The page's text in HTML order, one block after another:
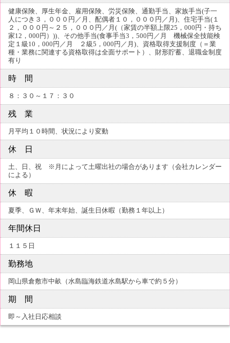
健康保険、厚生年金、雇用保険、労災保険、通勤手当、家族手当(子一
人につき３，０００円／月、配偶者１０，０００円／月)、住宅手当(１
２，０００円～２５，０００円／月(（家賃の半額上限25，000円・持ち
家12，000円）))、その他手当(食事手当3，500円／月 機械保全技能検
定１級10，000円／月 ２級5，000円／月)、資格取得支援制度（＝業
種・業務に関連する資格取得は全面サポート）、財形貯蓄、退職金制度
有り
時 間
８：３０～１７：３０
残 業
月平均１０時間、状況により変動
休 日
土、日、祝 ※月によって土曜出社の場合があります（会社カレンダー
による）
休 暇
夏季、ＧＷ、年末年始、誕生日休暇（勤務１年以上）
年間休日
１１５日
勤務地
岡山県倉敷市中畝（水島臨海鉄道水島駅から車で約５分）
期 間
即～入社日応相談